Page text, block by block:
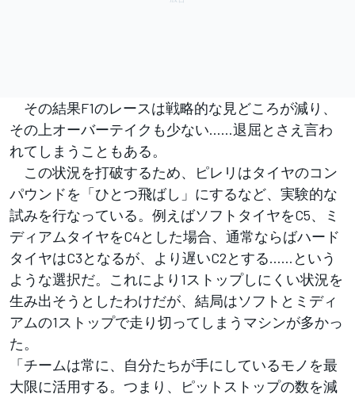
その結果F1のレースは戦略的な見どころが減り、
その上オーバーテイクも少ない……退屈とさえ言わ
れてしまうこともある。
この状況を打破するため、ピレリはタイヤのコン
パウンドを「ひとつ飛ばし」にするなど、実験的な
試みを行なっている。例えばソフトタイヤをC5、ミ
ディアムタイヤをC4とした場合、通常ならばハード
タイヤはC3となるが、より遅いC2とする……という
ような選択だ。これにより1ストップしにくい状況を
生み出そうとしたわけだが、結局はソフトとミディ
アムの1ストップで走り切ってしまうマシンが多かっ
た。
「チームは常に、自分たちが手にしているモノを最
大限に活用する。つまり、ピットストップの数を減